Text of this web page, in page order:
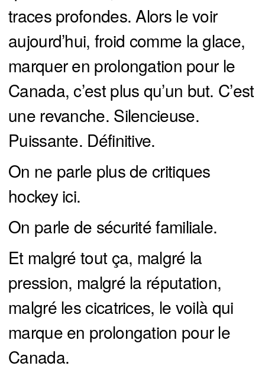
traces profondes. Alors le voir
aujourd’hui, froid comme la glace,
marquer en prolongation pour le
Canada, c’est plus qu’un but. C’est
une revanche. Silencieuse.
Puissante. Définitive.
On ne parle plus de critiques
hockey ici.
On parle de sécurité familiale.
Et malgré tout ça, malgré la
pression, malgré la réputation,
malgré les cicatrices, le voilà qui
marque en prolongation pour le
Canada.